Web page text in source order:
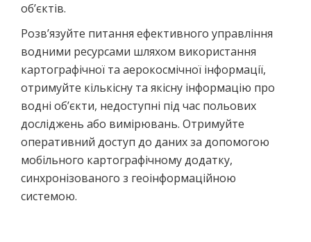
об’єктів.
Розв’язуйте питання ефективного управління
водними ресурсами шляхом використання
картографічної та аерокосмічної інформації,
отримуйте кількісну та якісну інформацію про
водні об’єкти, недоступні під час польових
досліджень або вимірювань. Отримуйте
оперативний доступ до даних за допомогою
мобільного картографічному додатку,
синхронізованого з геоінформаційною
системою.